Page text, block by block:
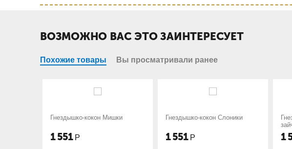
ВОЗМОЖНО ВАС ЭТО ЗАИНТЕРЕСУЕТ
Похожие товары Вы просматривали ранее
Гнездышко-кокон Слоники
1 551
Гнездышко-кокон Веселые
1 551